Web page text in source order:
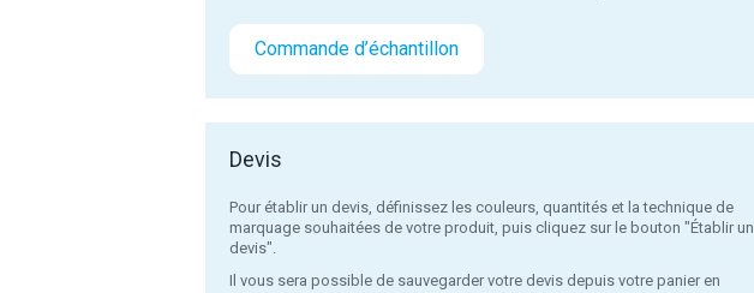
Commande d’échantillon
Devis
Pour établir un devis, définissez les couleurs, quantités et la technique de
marquage souhaitées de votre produit, puis cliquez sur le bouton "Établir un
devis".
Il vous sera possible de sauvegarder votre devis depuis votre panier en